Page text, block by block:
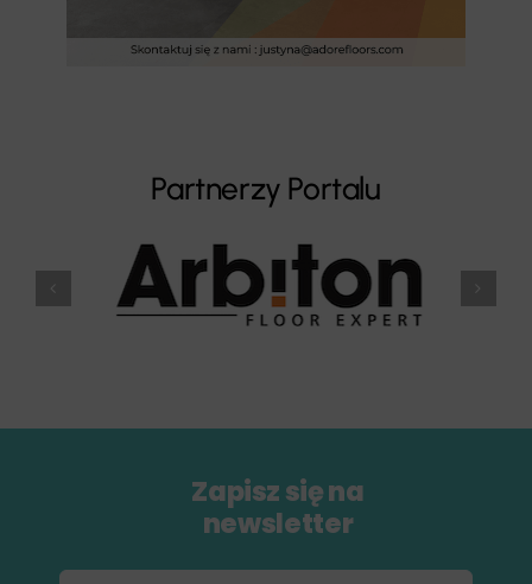
Partnerzy Portalu
Zapisz się na
newsletter